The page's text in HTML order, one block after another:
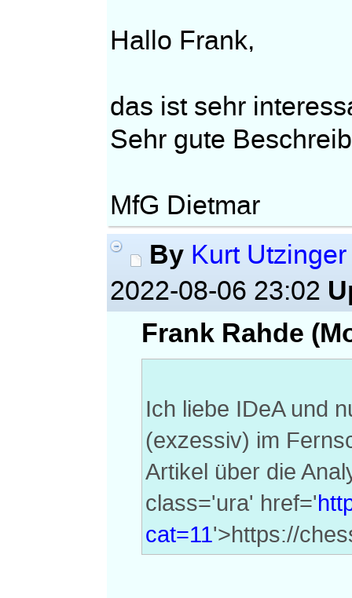
Hallo Frank,
das ist sehr
Sehr gute
MfG Dietmar
By Kurt Utzinger
2022-08-06 23:02
Frank Rahde
Ich liebe IDeA und
(exzessiv) im
Artikel über die
class='ura' href='
cat=11'>https://